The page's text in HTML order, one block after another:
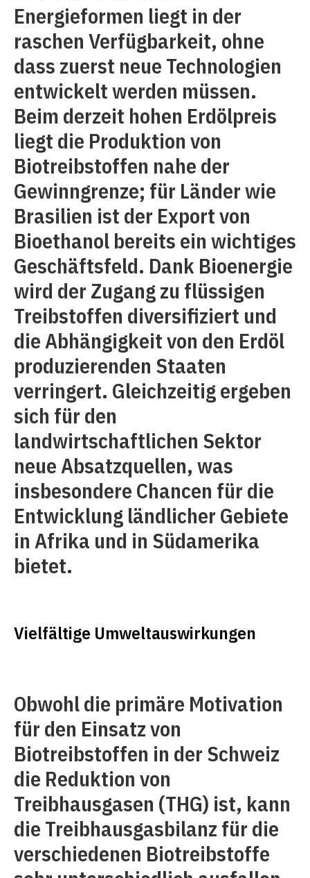
Energieformen liegt in der
raschen Verfügbarkeit, ohne
dass zuerst neue Technologien
entwickelt werden müssen.
Beim derzeit hohen Erdölpreis
liegt die Produktion von
Biotreibstoffen nahe der
Gewinngrenze; für Länder wie
Brasilien ist der Export von
Bioethanol bereits ein wichtiges
Geschäftsfeld. Dank Bioenergie
wird der Zugang zu flüssigen
Treibstoffen diversifiziert und
die Abhängigkeit von den Erdöl
produzierenden Staaten
verringert. Gleichzeitig ergeben
sich für den
landwirtschaftlichen Sektor
neue Absatzquellen, was
insbesondere Chancen für die
Entwicklung ländlicher Gebiete
in Afrika und in Südamerika
bietet.
Vielfältige Umweltauswirkungen
Obwohl die primäre Motivation
für den Einsatz von
Biotreibstoffen in der Schweiz
die Reduktion von
Treibhausgasen (THG) ist, kann
die Treibhausgasbilanz für die
verschiedenen Biotreibstoffe